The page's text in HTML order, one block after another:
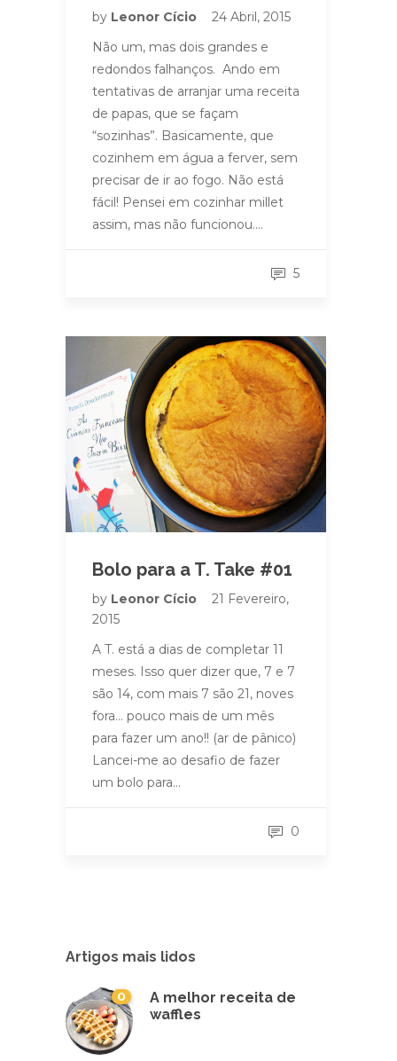
by Leonor Cício
24 Abril, 2015
Não um, mas dois grandes e
redondos falhanços. Ando em
tentativas de arranjar uma receita
de papas, que se façam
“sozinhas”. Basicamente, que
cozinhem em água a ferver, sem
precisar de ir ao fogo. Não está
fácil! Pensei em cozinhar millet
assim, mas não funcionou….
5
Bolo para a T. Take #01
by Leonor Cício
21 Fevereiro,
2015
A T. está a dias de completar 11
meses. Isso quer dizer que, 7 e 7
são 14, com mais 7 são 21, noves
fora… pouco mais de um mês
para fazer um ano!! (ar de pânico)
Lancei-me ao desafio de fazer
um bolo para…
0
Artigos mais lidos
0
A melhor receita de
waffles